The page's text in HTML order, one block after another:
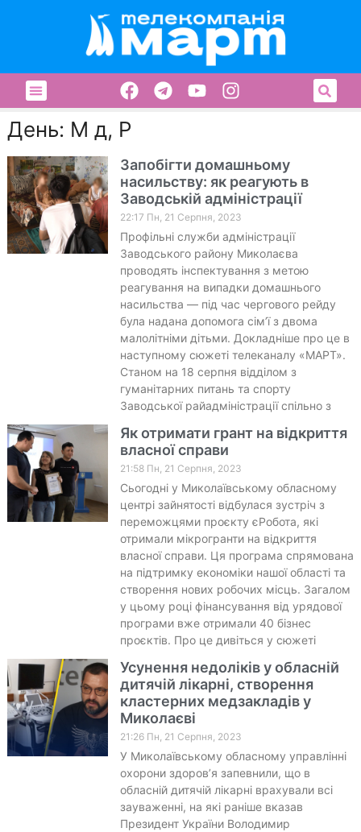
День: М д, Р
Запобігти домашньому
насильству: як реагують в
Заводській адміністрації
22:17 Пн, 21 Серпня, 2023
Профільні служби адміністрації
Заводського району Миколаєва
проводять інспектування з метою
реагування на випадки домашнього
насильства — під час чергового рейду
була надана допомога сім’ї з двома
малолітніми дітьми. Докладніше про це в
наступному сюжеті телеканалу «МАРТ».
Станом на 18 серпня відділом з
гуманітарних питань та спорту
Заводської райадміністрації спільно з
Як отримати грант на відкриття
власної справи
21:58 Пн, 21 Серпня, 2023
Сьогодні у Миколаївському обласному
центрі зайнятості відбулася зустріч з
переможцями проєкту єРобота, які
отримали мікрогранти на відкриття
власної справи. Ця програма спрямована
на підтримку економіки нашої області та
створення нових робочих місць. Загалом
у цьому році фінансування від урядової
програми вже отримали 40 бізнес
проєктів. Про це дивіться у сюжеті
Усунення недоліків у обласній
дитячій лікарні, створення
кластерних медзакладів у
Миколаєві
21:26 Пн, 21 Серпня, 2023
У Миколаївському обласному управлінні
охорони здоров’я запевнили, що в
обласній дитячій лікарні врахували всі
зауваженні, на які раніше вказав
Президент України Володимир